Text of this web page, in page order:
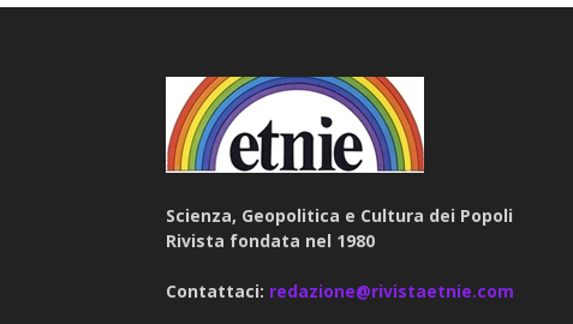
Scienza, Geopolitica e Cultura dei Popoli
Rivista fondata nel 1980
Contattaci: redazione@rivistaetnie.com